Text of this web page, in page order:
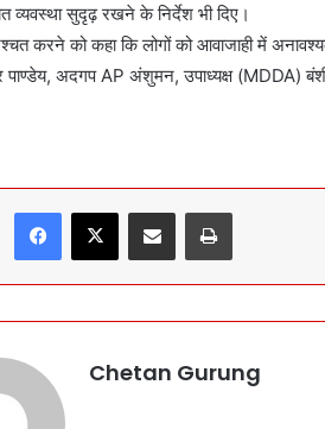
व्यवस्था सुदृढ़ रखने के निर्देश भी दिए।
करने को कहा कि लोगों को आवाजाही में
अदगप AP अंशुमन, उपाध्यक्ष (MDDA)
Chetan Gurung